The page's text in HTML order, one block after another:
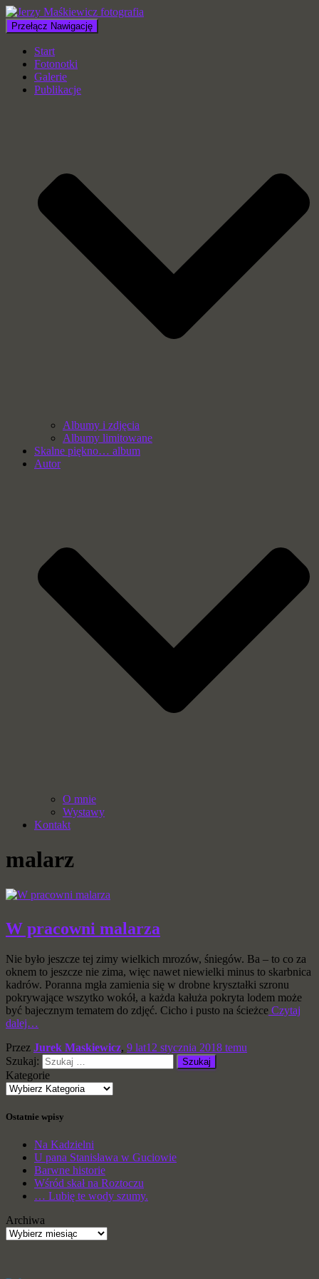
Przełącz Nawigację
Start
Fotonotki
Galerie
Publikacje
Albumy i zdjęcia
Albumy limitowane
Skalne piękno… album
Autor
O mnie
Wystawy
Kontakt
malarz
W pracowni malarza
Nie było jeszcze tej zimy wielkich mrozów, śniegów. Ba – to co za
oknem to jeszcze nie zima, więc nawet niewielki minus to skarbnica
kadrów. Poranna mgła zamienia się w drobne kryształki szronu
pokrywające wszytko wokół, a każda kałuża pokryta lodem może
być bajecznym tematem do zdjęć. Cicho i pusto na ścieżce Czytaj
dalej…
Przez Jurek Maskiewicz, 9 lat12 stycznia 2018 temu
Szukaj:
Kategorie
Ostatnie wpisy
Na Kadzielni
U pana Stanisława w Guciowie
Barwne historie
Wśród skał na Roztoczu
… Lubię te wody szumy.
Archiwa